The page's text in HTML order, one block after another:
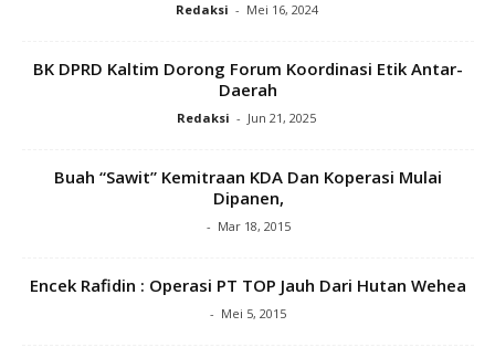
Redaksi - Mei 16, 2024
BK DPRD Kaltim Dorong Forum Koordinasi Etik Antar-
Daerah
Redaksi - Jun 21, 2025
Buah “Sawit” Kemitraan KDA Dan Koperasi Mulai
Dipanen,
- Mar 18, 2015
Encek Rafidin : Operasi PT TOP Jauh Dari Hutan Wehea
- Mei 5, 2015